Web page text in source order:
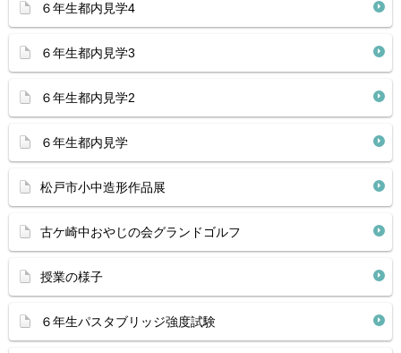
６年生都内見学4
６年生都内見学3
６年生都内見学2
６年生都内見学
松戸市小中造形作品展
古ケ崎中おやじの会グランドゴルフ
授業の様子
６年生パスタブリッジ強度試験